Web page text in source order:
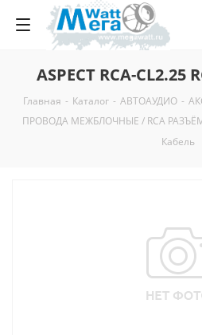
ASPECT RCA-CL2.25
Главная - Каталог - АВТОАУДИО -
ПРОВОДА МЕЖБЛОЧНЫЕ / RCA
Кабель